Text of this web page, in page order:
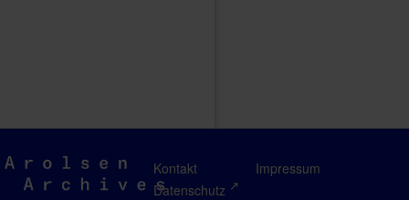
Arolsen
Archives
Kontakt
Impressum
Datenschutz